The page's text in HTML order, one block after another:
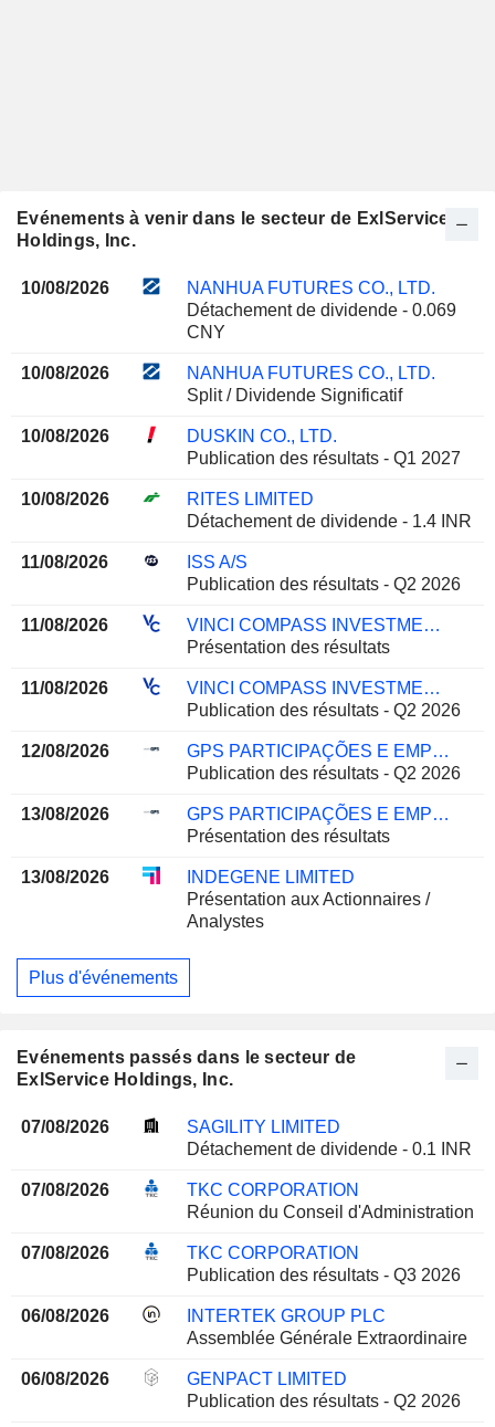
Evénements à venir dans le secteur de ExlService
Holdings, Inc.
10/08/2026
NANHUA FUTURES CO., LTD.
Détachement de dividende - 0.069
CNY
10/08/2026
NANHUA FUTURES CO., LTD.
Split / Dividende Significatif
10/08/2026
DUSKIN CO., LTD.
Publication des résultats - Q1 2027
10/08/2026
RITES LIMITED
Détachement de dividende - 1.4 INR
11/08/2026
ISS A/S
Publication des résultats - Q2 2026
11/08/2026
VINCI COMPASS INVESTMENTS LTD.
Présentation des résultats
11/08/2026
VINCI COMPASS INVESTMENTS LTD.
Publication des résultats - Q2 2026
12/08/2026
GPS PARTICIPAÇÕES E EMPREENDIMENTOS S.A.
Publication des résultats - Q2 2026
13/08/2026
GPS PARTICIPAÇÕES E EMPREENDIMENTOS S.A.
Présentation des résultats
13/08/2026
INDEGENE LIMITED
Présentation aux Actionnaires /
Analystes
Plus d'événements
Evénements passés dans le secteur de
ExlService Holdings, Inc.
07/08/2026
SAGILITY LIMITED
Détachement de dividende - 0.1 INR
07/08/2026
TKC CORPORATION
Réunion du Conseil d'Administration
07/08/2026
TKC CORPORATION
Publication des résultats - Q3 2026
06/08/2026
INTERTEK GROUP PLC
Assemblée Générale Extraordinaire
06/08/2026
GENPACT LIMITED
Publication des résultats - Q2 2026